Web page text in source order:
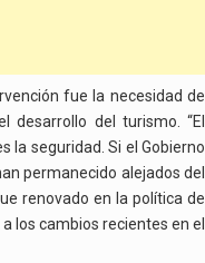
fue la necesidad de
desarrollo del turismo. “El
la seguridad. Si el Gobierno
permanecido alejados del
renovado en la política de
los cambios recientes en el